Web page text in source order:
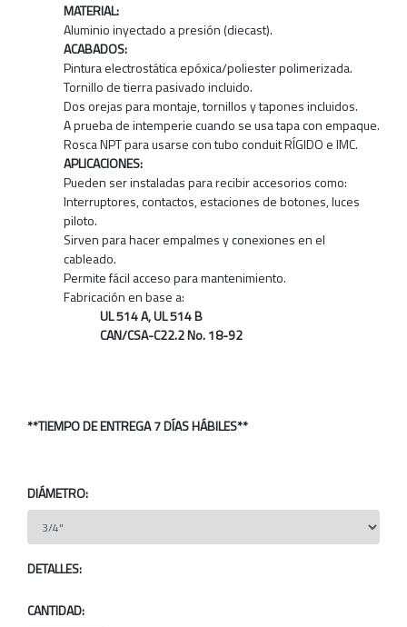
MATERIAL:
Aluminio inyectado a presión (diecast).
ACABADOS:
Pintura electrostática epóxica/poliester polimerizada.
Tornillo de tierra pasivado incluido.
Dos orejas para montaje, tornillos y tapones incluidos.
A prueba de intemperie cuando se usa tapa con empaque.
Rosca NPT para usarse con tubo conduit RÍGIDO e IMC.
APLICACIONES:
Pueden ser instaladas para recibir accesorios como:
Interruptores, contactos, estaciones de botones, luces
piloto.
Sirven para hacer empalmes y conexiones en el
cableado.
Permite fácil acceso para mantenimiento.
Fabricación en base a:
UL 514 A, UL 514 B
CAN/CSA-C22.2 No. 18-92
**TIEMPO DE ENTREGA 7 DÍAS HÁBILES**
DIÁMETRO:
DETALLES:
CANTIDAD: